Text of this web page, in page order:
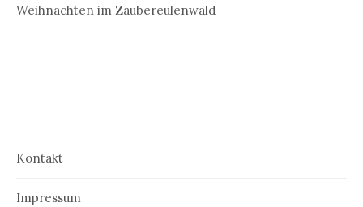
Weihnachten im Zaubereulenwald
Kontakt
Impressum